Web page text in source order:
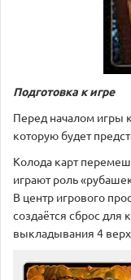
Подготовка к игре
Перед началом игры
которую будет
Колода карт
играют роль
В центр игрового
создаётся сброс для
выкладывания 4